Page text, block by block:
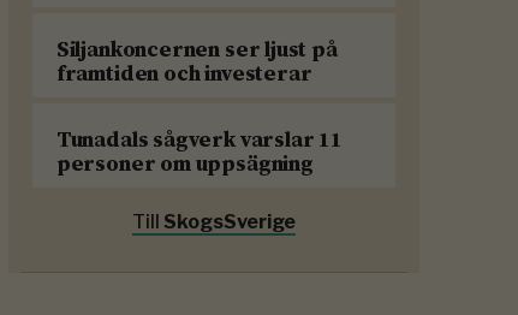
Siljankoncernen ser ljust på
framtiden och investerar
Tunadals sågverk varslar 11
personer om uppsägning
Till SkogsSverige